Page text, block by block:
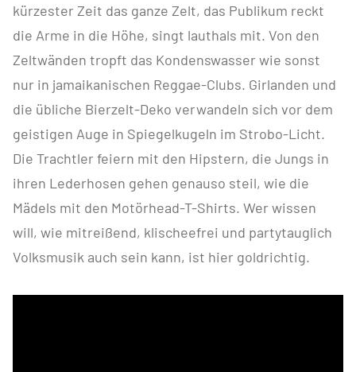
kürzester Zeit das ganze Zelt, das Publikum reckt
die Arme in die Höhe, singt lauthals mit. Von den
Zeltwänden tropft das Kondenswasser wie sonst
nur in jamaikanischen Reggae-Clubs. Girlanden und
die übliche Bierzelt-Deko verwandeln sich vor dem
geistigen Auge in Spiegelkugeln im Strobo-Licht.
Die Trachtler feiern mit den Hipstern, die Jungs in
ihren Lederhosen gehen genauso steil, wie die
Mädels mit den Motörhead-T-Shirts. Wer wissen
will, wie mitreißend, klischeefrei und partytauglich
Volksmusik auch sein kann, ist hier goldrichtig.